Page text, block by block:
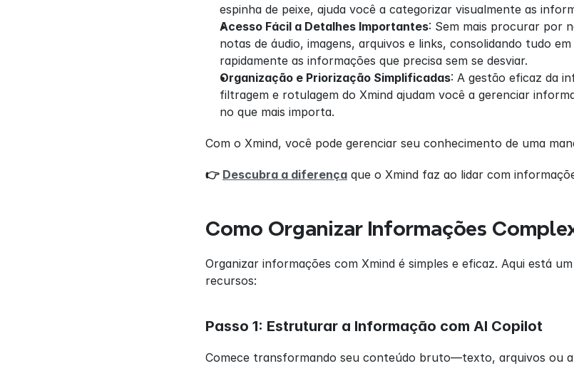
espinha de peixe, ajuda você a categorizar visualmente as
Acesso Fácil a Detalhes Importantes: Sem mais procurar por
notas de áudio, imagens, arquivos e links, consolidando tudo
rapidamente as informações que precisa sem se desviar.
Organização e Priorização Simplificadas: A gestão eficaz da
filtragem e rotulagem do Xmind ajudam você a gerenciar
no que mais importa.
Com o Xmind, você pode gerenciar seu conhecimento de uma
👉 Descubra a diferença que o Xmind faz ao lidar com
Como Organizar Informações
Organizar informações com Xmind é simples e eficaz. Aqui está
recursos:
Passo 1: Estruturar a Informação com AI Copilot
Comece transformando seu conteúdo bruto—texto, arquivos ou